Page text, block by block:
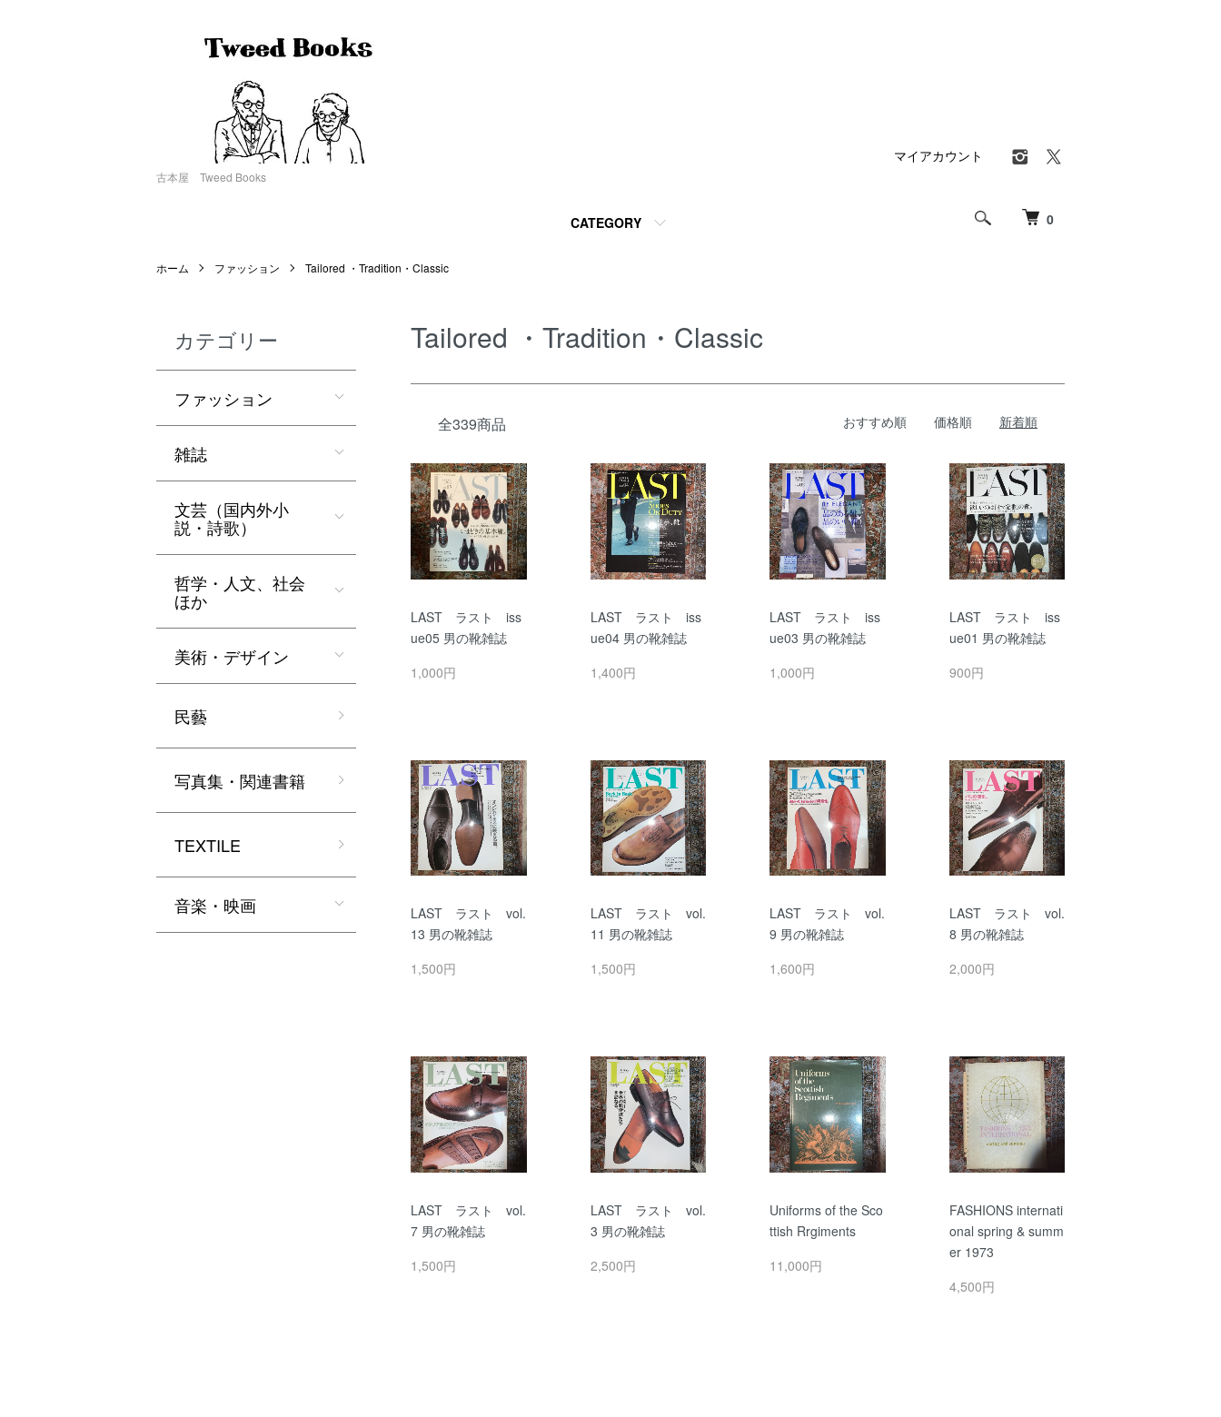
古本屋 Tweed Books
0
CATEGORY
マイアカウント
ホーム ファッション Tailored ・Tradition・Classic
Tailored ・Tradition・Classic
全339商品 おすすめ順 価格順 新着順
LAST ラスト iss
ue05 男の靴雑誌
1,000円
LAST ラスト iss
ue04 男の靴雑誌
1,400円
LAST ラスト iss
ue03 男の靴雑誌
1,000円
LAST ラスト iss
ue01 男の靴雑誌
900円
LAST ラスト vol.
13 男の靴雑誌
1,500円
LAST ラスト vol.
11 男の靴雑誌
1,500円
LAST ラスト vol.
9 男の靴雑誌
1,600円
LAST ラスト vol.
8 男の靴雑誌
2,000円
LAST ラスト vol.
7 男の靴雑誌
1,500円
LAST ラスト vol.
3 男の靴雑誌
2,500円
Uniforms of the Sco
ttish Rrgiments
11,000円
FASHIONS internati
onal spring & summ
er 1973
4,500円
カテゴリー
ファッション
雑誌
文芸（国内外小
説・詩歌）
哲学・人文、社会
ほか
美術・デザイン
民藝
写真集・関連書籍
TEXTILE
音楽・映画